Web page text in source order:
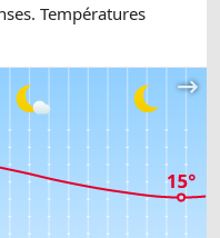
Températures